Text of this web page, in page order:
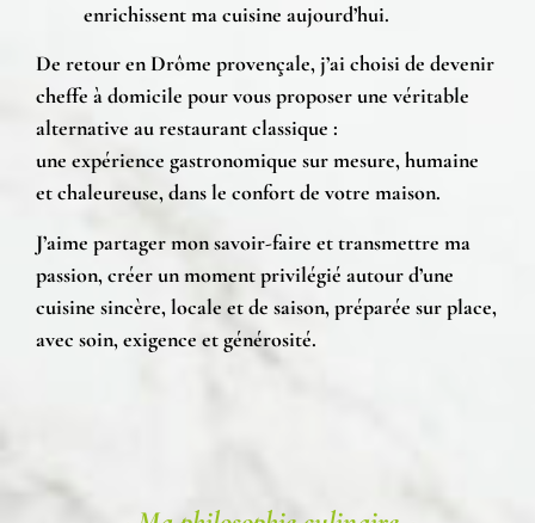
enrichissent ma cuisine aujourd’hui.
De retour enDrôme provençale, j’ai choisi de devenir
cheffe à domicile pour vous proposer une véritable
alternative au restaurant classique :
une expérience gastronomique sur mesure, humaine
et chaleureuse, dans le confort de votre maison.
J’aime partager mon savoir-faire et transmettre ma
passion, créer un moment privilégié autour d’une
cuisine sincère, locale et de saison, préparée sur place,
avec soin, exigence et générosité.